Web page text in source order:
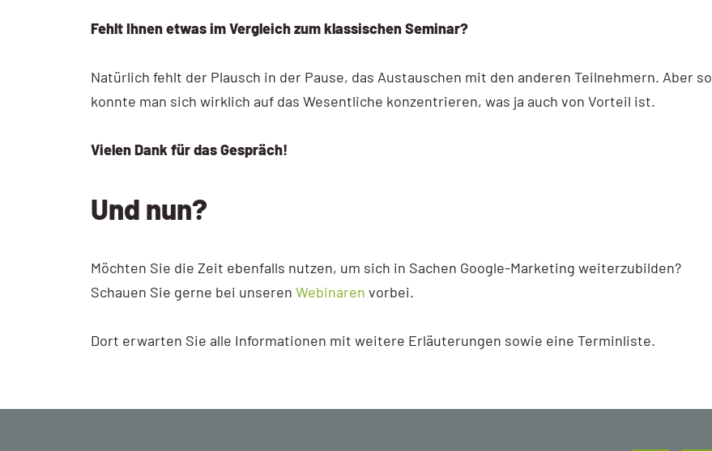
Fehlt Ihnen etwas im Vergleich zum klassischen Seminar?
Natürlich fehlt der Plausch in der Pause, das Austauschen mit den anderen Teilnehmern. Aber so
konnte man sich wirklich auf das Wesentliche konzentrieren, was ja auch von Vorteil ist.
Vielen Dank für das Gespräch!
Und nun?
Möchten Sie die Zeit ebenfalls nutzen, um sich in Sachen Google-Marketing weiterzubilden?
Schauen Sie gerne bei unseren Webinaren vorbei.
Dort erwarten Sie alle Informationen mit weitere Erläuterungen sowie eine Terminliste.